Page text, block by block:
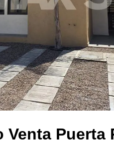
Venta Puerta